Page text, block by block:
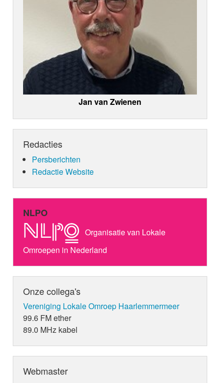
Jan van Zwienen
Redacties
Persberichten
Redactie Website
NLPO
Organisatie van Lokale
Omroepen in Nederland
Onze collega's
Vereniging Lokale Omroep Haarlemmermeer
99.6 FM ether
89.0 MHz kabel
Webmaster